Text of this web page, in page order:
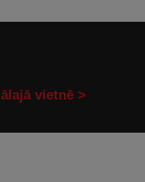
vietnē >